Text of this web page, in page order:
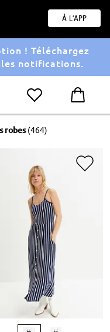
À l'app
! Téléchargez
notifications.
robes (464)